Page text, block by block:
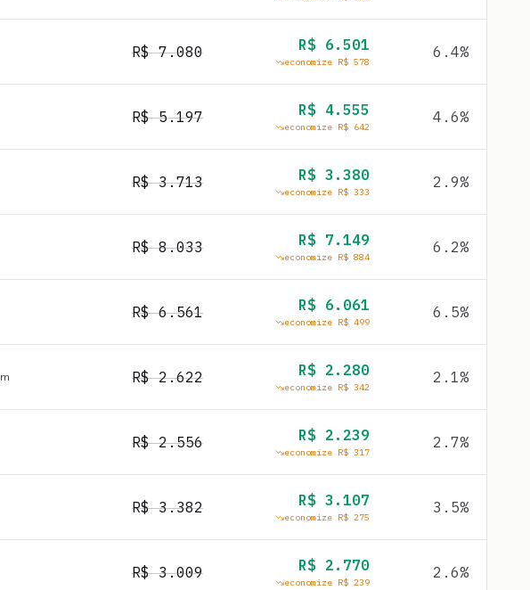
R$7.080 R$ 6.501
economize R$ 578
6.4%
R$5.197 R$ 4.555
economize R$ 642
4.6%
R$3.713 R$ 3.380
economize R$ 333
2.9%
R$8.033 R$ 7.149
economize R$ 884
6.2%
R$6.561 R$ 6.061
economize R$ 499
6.5%
R$2.622 R$ 2.280
economize R$ 342
2.1%
R$2.556 R$ 2.239
economize R$ 317
2.7%
R$3.382 R$ 3.107
economize R$ 275
3.5%
R$3.009 R$ 2.770
economize R$ 239
2.6%